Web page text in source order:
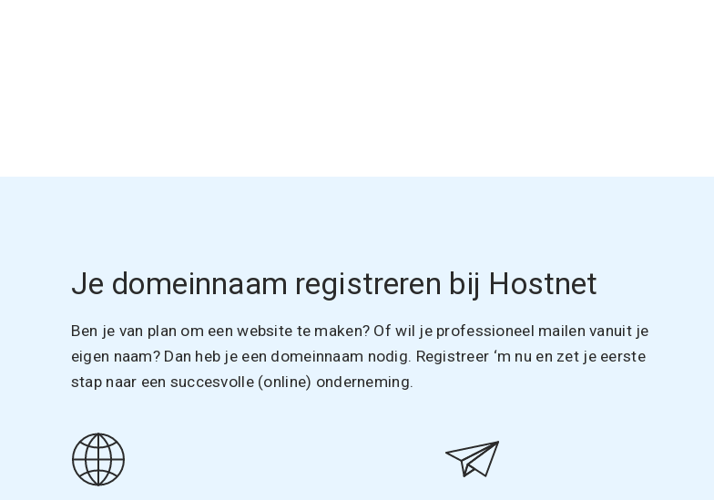
Je domeinnaam registreren bij Hostnet
Ben je van plan om een website te maken? Of wil je professioneel mailen vanuit je
eigen naam? Dan heb je een domeinnaam nodig. Registreer ‘m nu en zet je eerste
stap naar een succesvolle (online) onderneming.